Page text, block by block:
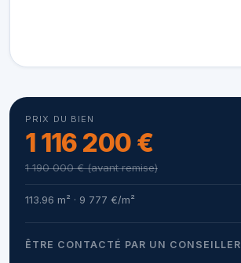
PRIX DU BIEN
1 116 200 €
1 190 000 € (avant remise)
113.96 m² · 9 777 €/m²
ÊTRE CONTACTÉ PAR UN CONSEILLER